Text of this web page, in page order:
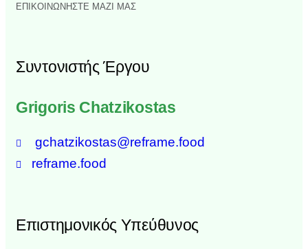
ΕΠΙΚΟΙΝΩΝΉΣΤΕ ΜΑΖΊ ΜΑΣ
Συντονιστής Έργου
Grigoris Chatzikostas
gchatzikostas@reframe.food
reframe.food
Επιστημονικός Υπεύθυνος